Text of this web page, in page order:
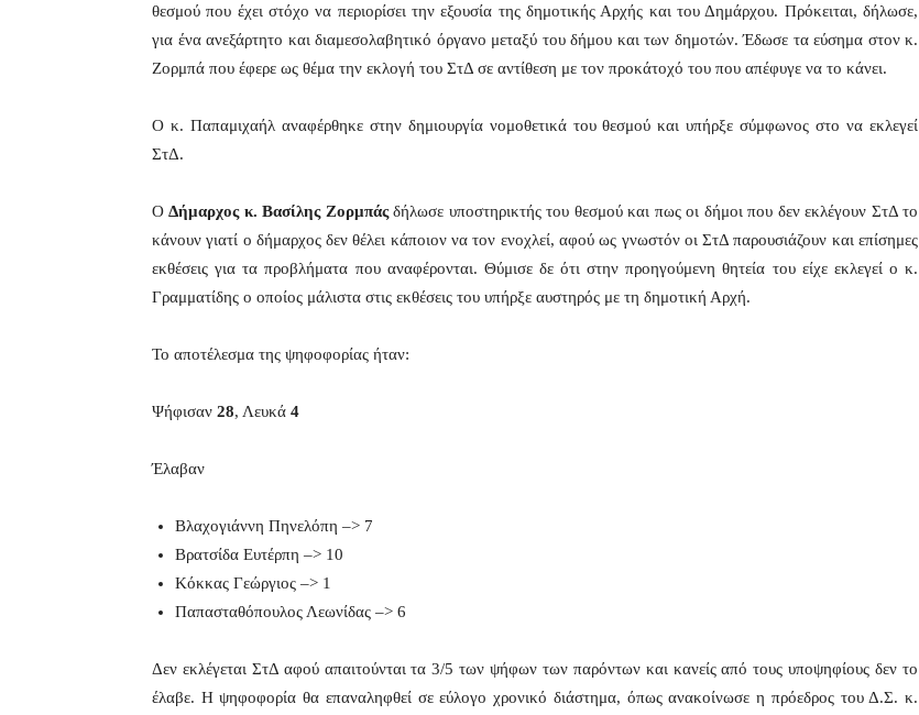
θεσμού που έχει στόχο να περιορίσει την εξουσία της δημοτικής Αρχής και του Δημάρχου. Πρόκειται, δήλωσε,
για ένα ανεξάρτητο και διαμεσολαβητικό όργανο μεταξύ του δήμου και των δημοτών. Έδωσε τα εύσημα στον κ.
Ζορμπά που έφερε ως θέμα την εκλογή του ΣτΔ σε αντίθεση με τον προκάτοχό του που απέφυγε να το κάνει.
Ο κ. Παπαμιχαήλ αναφέρθηκε στην δημιουργία νομοθετικά του θεσμού και υπήρξε σύμφωνος στο να εκλεγεί
ΣτΔ.
ΟΔήμαρχος κ. Βασίλης Ζορμπάςδήλωσε υποστηρικτής του θεσμού και πως οι δήμοι που δεν εκλέγουν ΣτΔ το
κάνουν γιατί ο δήμαρχος δεν θέλει κάποιον να τον ενοχλεί, αφού ως γνωστόν οι ΣτΔ παρουσιάζουν και επίσημες
εκθέσεις για τα προβλήματα που αναφέρονται. Θύμισε δε ότι στην προηγούμενη θητεία του είχε εκλεγεί ο κ.
Γραμματίδης ο οποίος μάλιστα στις εκθέσεις του υπήρξε αυστηρός με τη δημοτική Αρχή.
Το αποτέλεσμα της ψηφοφορίας ήταν:
Ψήφισαν 28, Λευκά 4
Έλαβαν
Βλαχογιάννη Πηνελόπη –> 7
Βρατσίδα Ευτέρπη –> 10
Κόκκας Γεώργιος –> 1
Παπασταθόπουλος Λεωνίδας –> 6
Δεν εκλέγεται ΣτΔ αφού απαιτούνται τα 3/5 των ψήφων των παρόντων και κανείς από τους υποψηφίους δεν το
έλαβε. Η ψηφοφορία θα επαναληφθεί σε εύλογο χρονικό διάστημα, όπως ανακοίνωσε η πρόεδρος του Δ.Σ. κ.